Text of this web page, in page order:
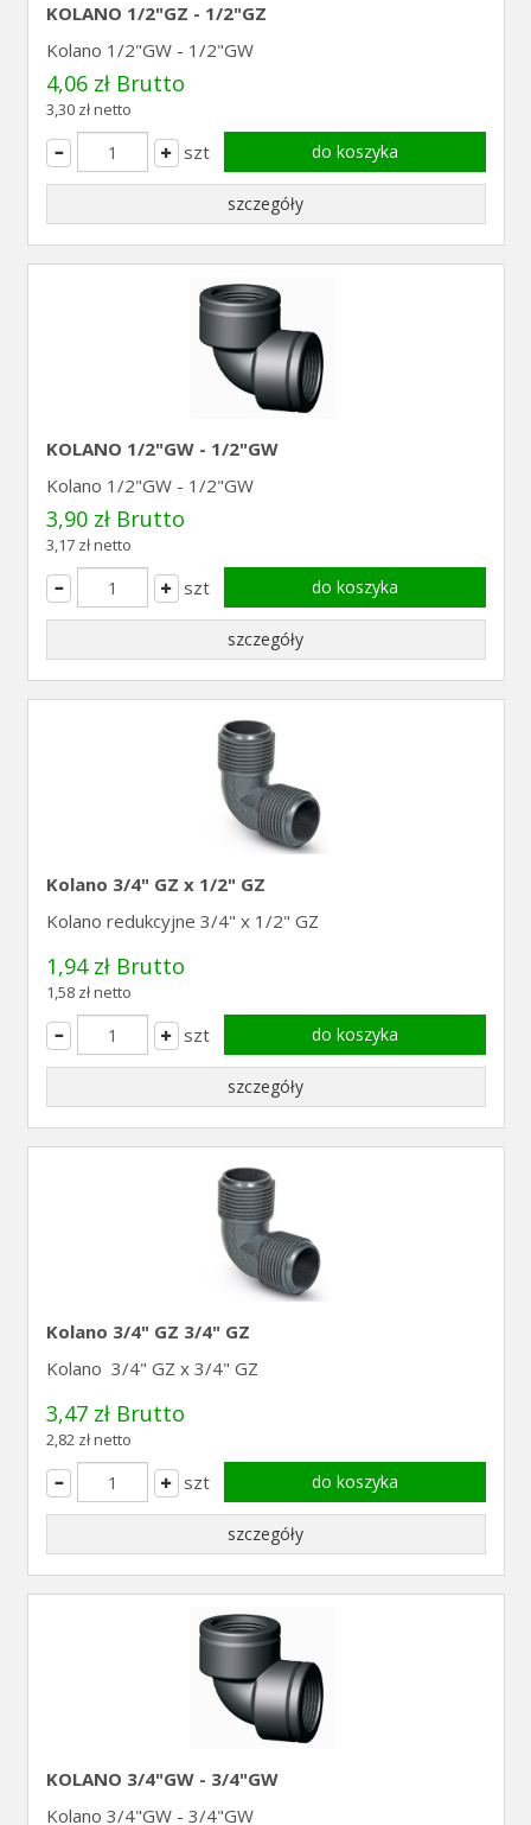
KOLANO 1/2"GZ - 1/2"GZ
Kolano 1/2"GW - 1/2"GW
4,06 zł Brutto
3,30 zł netto
szt do koszyka
szczegóły
KOLANO 1/2"GW - 1/2"GW
Kolano 1/2"GW - 1/2"GW
3,90 zł Brutto
3,17 zł netto
szt do koszyka
szczegóły
Kolano 3/4" GZ x 1/2" GZ
Kolano redukcyjne 3/4" x 1/2" GZ
1,94 zł Brutto
1,58 zł netto
szt do koszyka
szczegóły
Kolano 3/4" GZ 3/4" GZ
Kolano 3/4" GZ x 3/4" GZ
3,47 zł Brutto
2,82 zł netto
szt do koszyka
szczegóły
KOLANO 3/4"GW - 3/4"GW
Kolano 3/4"GW - 3/4"GW